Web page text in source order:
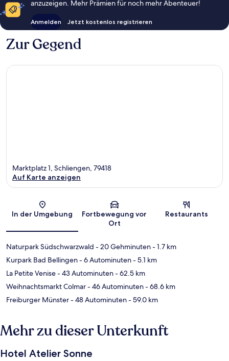
anzuzeigen. Mehr Prämien für noch mehr Abenteuer!
Anmelden Jetzt kostenlos registrieren
Zur Gegend
Karte
Marktplatz 1, Schliengen, 79418
Auf Karte anzeigen
In der Umgebung
Fortbewegung vor
Ort
Restaurants
Naturpark Südschwarzwald - 20 Gehminuten- 1.7 km
Kurpark Bad Bellingen- 6 Autominuten- 5.1 km
La Petite Venise- 43 Autominuten- 62.5 km
Weihnachtsmarkt Colmar- 46 Autominuten- 68.6 km
Freiburger Münster- 48 Autominuten- 59.0 km
Mehr zu dieser Unterkunft
Hotel Atelier Sonne